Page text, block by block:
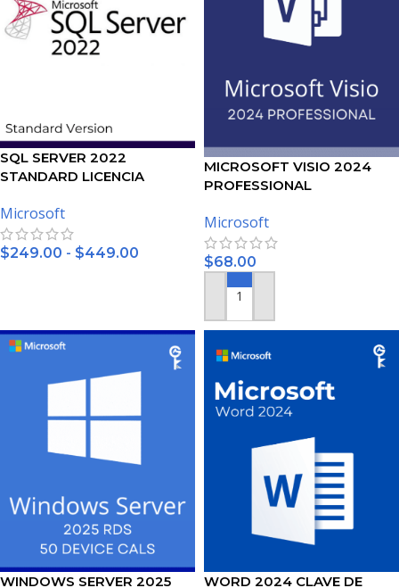
SQL SERVER 2022
STANDARD LICENCIA
Microsoft
$249.00 - $449.00
MICROSOFT VISIO 2024
PROFESSIONAL
Microsoft
$68.00
AÑADIR AL CARRITO
WINDOWS SERVER 2025
WORD 2024 CLAVE DE